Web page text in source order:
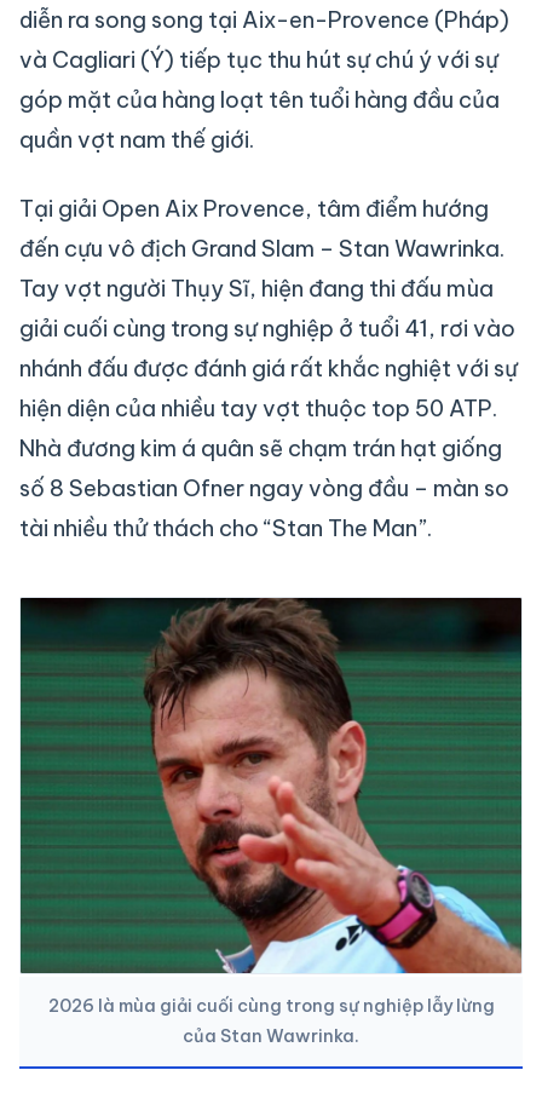
diễn ra song song tại Aix-en-Provence (Pháp)
và Cagliari (Ý) tiếp tục thu hút sự chú ý với sự
góp mặt của hàng loạt tên tuổi hàng đầu của
quần vợt nam thế giới.
Tại giải Open Aix Provence, tâm điểm hướng
đến cựu vô địch Grand Slam – Stan Wawrinka.
Tay vợt người Thụy Sĩ, hiện đang thi đấu mùa
giải cuối cùng trong sự nghiệp ở tuổi 41, rơi vào
nhánh đấu được đánh giá rất khắc nghiệt với sự
hiện diện của nhiều tay vợt thuộc top 50 ATP.
Nhà đương kim á quân sẽ chạm trán hạt giống
số 8 Sebastian Ofner ngay vòng đầu – màn so
tài nhiều thử thách cho “Stan The Man”.
2026 là mùa giải cuối cùng trong sự nghiệp lẫy lừng
của Stan Wawrinka.